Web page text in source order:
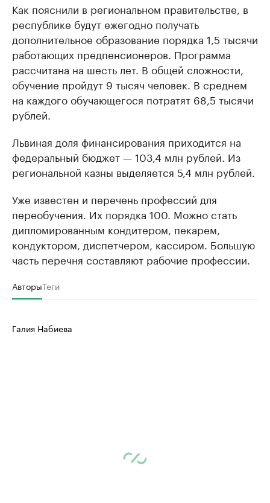
Как пояснили в региональном правительстве, в
республике будут ежегодно получать
дополнительное образование порядка 1,5 тысячи
работающих предпенсионеров. Программа
рассчитана на шесть лет. В общей сложности,
обучение пройдут 9 тысяч человек. В среднем
на каждого обучающегося потратят 68,5 тысячи
рублей.
Львиная доля финансирования приходится на
федеральный бюджет — 103,4 млн рублей. Из
региональной казны выделяется 5,4 млн рублей.
Уже известен и перечень профессий для
переобучения. Их порядка 100. Можно стать
дипломированным кондитером, пекарем,
кондуктором, диспетчером, кассиром. Большую
часть перечня составляют рабочие профессии.
АвторыТеги
Галия Набиева